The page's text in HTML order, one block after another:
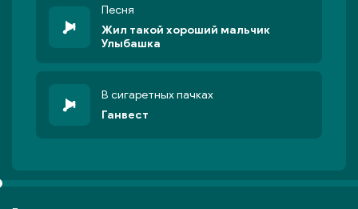
Песня
Жил такой хороший мальчик
Улыбашка
В сигаретных пачках
Ганвест